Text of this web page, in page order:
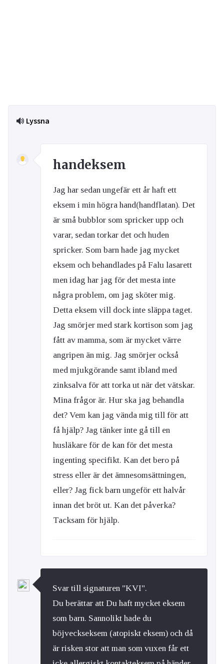
Lyssna
handeksem
Jag har sedan ungefär ett år haft ett
eksem i min högra hand(handflatan). Det
är små bubblor som spricker upp och
varar, sedan torkar det och huden
spricker. Som barn hade jag mycket
eksem och behandlades på Falu lasarett
men idag har jag för det mesta inte
några problem, om jag sköter mig.
Detta eksem vill dock inte släppa taget.
Jag smörjer med stark kortison som jag
fått av mamma, som är mycket värre
angripen än mig. Jag smörjer också
med mjukgörande samt ibland med
zinksalva för att torka ut när det vätskar.
Mina frågor är. Hur ska jag behandla
det? Vem kan jag vända mig till för att
få hjälp? Jag tänker inte gå till en
husläkare för de kan för det mesta
ingenting specifikt. Kan det bero på
stress eller är det ämnesomsättningen,
eller? Jag fick barn ungeför ett halvår
innan det bröt ut. Kan det påverka?
Tacksam för hjälp.
Svar till signaturen "KVI".
Du berättar att Du haft mycket eksem
som barn. Sannolikt hade du
böjveckseksem (atopiskt eksem) och då
är risken stor att man som vuxen får ett